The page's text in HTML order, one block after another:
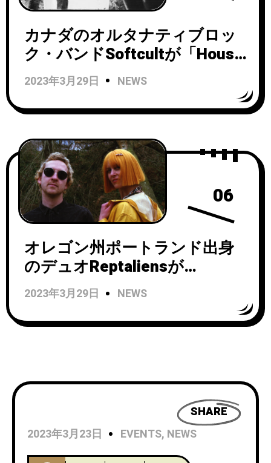
カナダのオルタナティブロッ
ク・バンドSoftcultが「House
Of Mirrors」のビデオを公開！
2023年3月29日 NEWS
06
オレゴン州ポートランド出身
のデュオReptaliensが
Captured Tracksからニューア
ルバム『Multiverse』をリリー
ス！
2023年3月29日 NEWS
SHARE
2023年3月23日
EVENTS, NEWS